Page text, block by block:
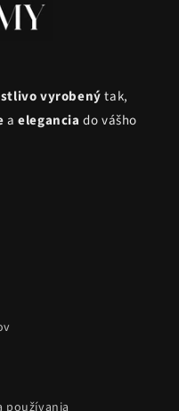
vyrobenýtak,
aeleganciado vášho
používania